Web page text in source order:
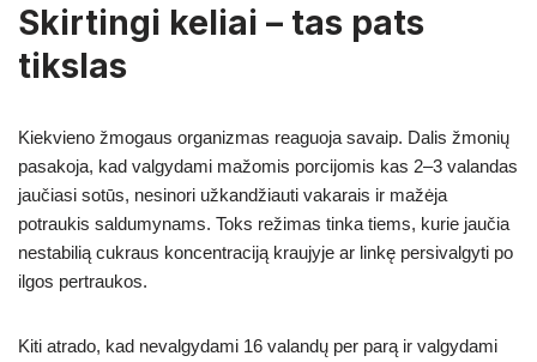
Skirtingi keliai – tas pats
tikslas
Kiekvieno žmogaus organizmas reaguoja savaip. Dalis žmonių
pasakoja, kad valgydami mažomis porcijomis kas 2–3 valandas
jaučiasi sotūs, nesinori užkandžiauti vakarais ir mažėja
potraukis saldumynams. Toks režimas tinka tiems, kurie jaučia
nestabilią cukraus koncentraciją kraujyje ar linkę persivalgyti po
ilgos pertraukos.
Kiti atrado, kad nevalgydami 16 valandų per parą ir valgydami